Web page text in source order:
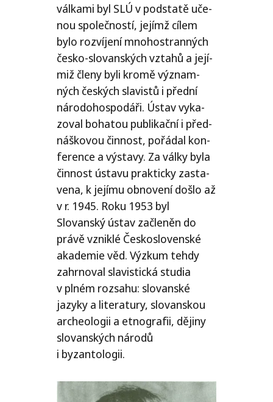
vál­ka­mi byl SLÚ v pod­sta­tě uče­
nou spo­leč­nos­tí, jejímž cílem
bylo roz­ví­je­ní mno­ho­stran­ných
čes­ko-slo­van­ských vzta­hů a její­
miž čle­ny byli kro­mě význam­
ných čes­kých sla­vis­tů i před­ní
náro­do­hos­po­dá­ři. Ústav vyka­
zo­val boha­tou pub­li­kač­ní i před­
náš­ko­vou čin­nost, pořá­dal kon­
fe­ren­ce a výsta­vy. Za vál­ky byla
čin­nost ústa­vu prak­tic­ky zasta­
ve­na, k její­mu obno­ve­ní došlo až
v r. 1945. Roku 1953 byl
Slovanský ústav začle­něn do
prá­vě vznik­lé Československé
aka­de­mie věd. Výzkum teh­dy
zahr­no­val sla­vis­tic­ká stu­dia
v plném roz­sa­hu: slo­van­ské
jazy­ky a lite­ra­tu­ry, slo­van­skou
arche­o­lo­gii a etno­gra­fii, ději­ny
slo­van­ských náro­dů
i byzantologii.